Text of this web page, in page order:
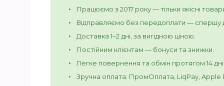
Працюємо з 2017 року — тільки якісні
Відправляємо без передоплати — спершу
Доставка 1–2 дні, за вигідною ціною.
Постійним клієнтам — бонуси та знижки.
Легке повернення та обмін протягом 14
Зручна оплата: ПромОплата, LiqPay, Apple